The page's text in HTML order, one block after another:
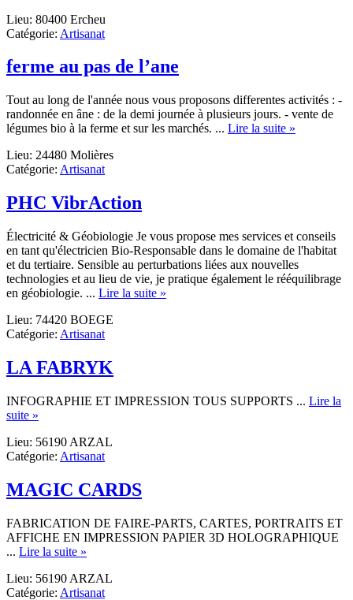
Lieu: 80400 Ercheu
Catégorie: Artisanat
ferme au pas de l’ane
Tout au long de l'année nous vous proposons differentes activités : -
randonnée en âne : de la demi journée à plusieurs jours. - vente de
légumes bio à la ferme et sur les marchés. ... Lire la suite »
Lieu: 24480 Molières
Catégorie: Artisanat
PHC VibrAction
Électricité & Géobiologie Je vous propose mes services et conseils
en tant qu'électricien Bio-Responsable dans le domaine de l'habitat
et du tertiaire. Sensible au perturbations liées aux nouvelles
technologies et au lieu de vie, je pratique également le rééquilibrage
en géobiologie. ... Lire la suite »
Lieu: 74420 BOEGE
Catégorie: Artisanat
LA FABRYK
INFOGRAPHIE ET IMPRESSION TOUS SUPPORTS ... Lire la
suite »
FABRYK
Lieu: 56190 ARZAL
Catégorie: Artisanat
MAGIC CARDS
FABRICATION DE FAIRE-PARTS, CARTES, PORTRAITS ET
AFFICHE EN IMPRESSION PAPIER 3D HOLOGRAPHIQUE
... Lire la suite »
CARDS
Lieu: 56190 ARZAL
Catégorie: Artisanat